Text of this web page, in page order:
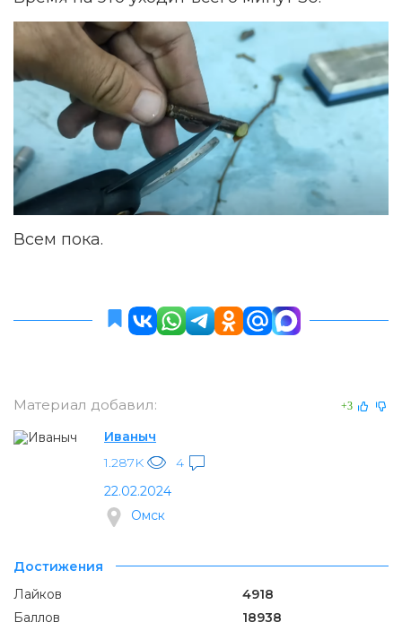
Всем пока.
Материал добавил: +3
Иваныч
1.287K
4
22.02.2024
Омск
Достижения
Лайков
4918
Баллов
18938